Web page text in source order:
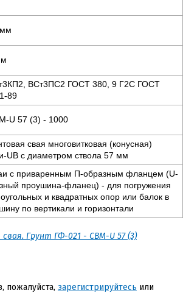
ВСт3ПС2 ГОСТ 380, 9 Г2С ГОСТ
89
U 57 (3) - 1000
свая многовитковая (конусная)
UB с диаметром ствола 57 мм
с приваренным П-образным фланцем (U-
проушина-фланец) - для погружения
и квадратных опор или балок в
по вертикали и горизонтали
Грунт ГФ-021 - СВМ-U 57 (3)
пожалуйста, зарегистрируйтесь или